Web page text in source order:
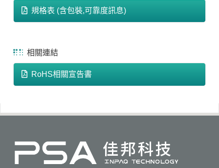
規格表 (含包裝,可靠度訊息)
相關連結
RoHS相關宣告書